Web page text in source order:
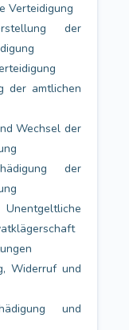
Verteidigung
der
der amtlichen
Wechsel der
der
Widerruf und
und